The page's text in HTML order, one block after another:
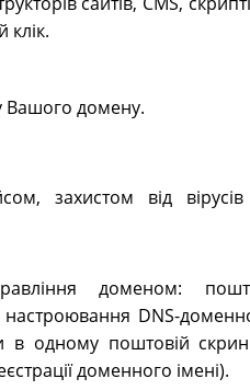
клік.
Вашого домену.
захистом від
доменом:
настроювання DNS-
в одному поштовій
доменного імені).